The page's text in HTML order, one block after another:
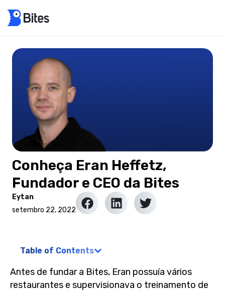
Conheça Eran Heffetz,
Fundador e CEO da Bites
Eytan
setembro 22, 2022
Table of Contents
Antes de fundar a Bites, Eran possuía vários
restaurantes e supervisionava o treinamento de